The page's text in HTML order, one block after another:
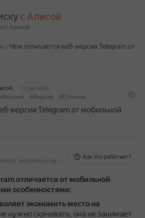
с Алисой
с Алисой
/ Чем отличается веб-версия Telegram от
13 декабря
#Версия #Отличия
версия Telegram от мобильной
На основе источников, возможны неточности
Как это работает?
отличается от мобильной
особенностями:
экономить место на
нужно скачивать, она не занимает